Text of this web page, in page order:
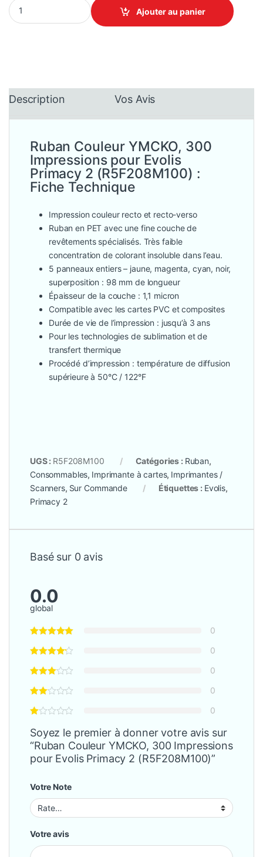
Ajouter au panier
Description Vos Avis
Ruban Couleur YMCKO, 300
Impressions pour Evolis
Primacy 2 (R5F208M100) :
Fiche Technique
Impression couleur recto et recto-verso
Ruban en PET avec une fine couche de
revêtements spécialisés. Très faible
concentration de colorant insoluble dans l’eau.
5 panneaux entiers – jaune, magenta, cyan, noir,
superposition : 98 mm de longueur
Épaisseur de la couche : 1,1 micron
Compatible avec les cartes PVC et composites
Durée de vie de l’impression : jusqu’à 3 ans
Pour les technologies de sublimation et de
transfert thermique
Procédé d’impression : température de diffusion
supérieure à 50°C / 122°F
UGS : R5F208M100 Catégories : Ruban,
Consommables, Imprimante à cartes, Imprimantes /
Scanners, Sur Commande Étiquettes : Evolis,
Primacy 2
Basé sur 0 avis
0.0
global
0
0
0
0
0
Soyez le premier à donner votre avis sur
“Ruban Couleur YMCKO, 300 Impressions
pour Evolis Primacy 2 (R5F208M100)”
Votre Note
Votre avis